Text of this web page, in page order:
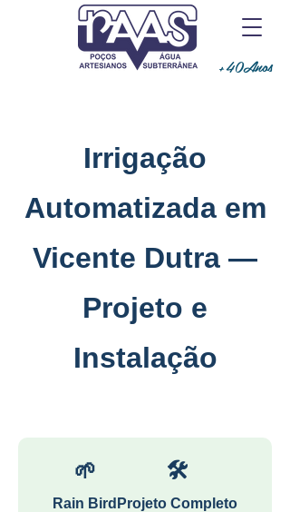
+40Anos
Irrigação
Automatizada em
Vicente Dutra —
Projeto e
Instalação
🌱
Rain Bird
🛠
Projeto Completo